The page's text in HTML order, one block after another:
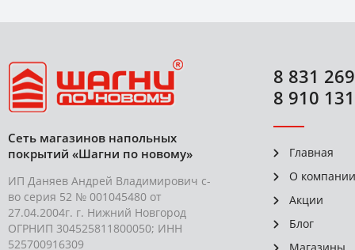
Сеть магазинов напольных
покрытий «Шагни по новому»
ИП Даняев Андрей Владимирович с-
во серия 52 № 001045480 от
27.04.2004г. г. Нижний Новгород
ОГРНИП 304525811800050; ИНН
525700916309
8 831
8 910
Главная
О компании
Акции
Блог